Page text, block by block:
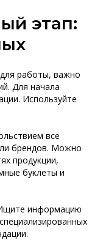
этап:
работы, важно
Для начала
Используйте
все
брендов. Можно
продукции,
буклеты и
информацию